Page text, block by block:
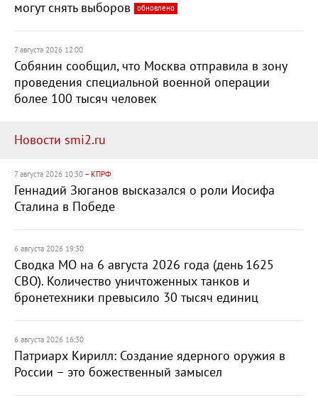
могут снять выборов
обновлено
7 августа 2026 12:00
Собянин сообщил, что Москва отправила в зону
проведения специальной военной операции
более 100 тысяч человек
Новости smi2.ru
7 августа 2026 10:30 – КПРФ
Геннадий Зюганов высказался о роли Иосифа
Сталина в Победе
6 августа 2026 19:30
Сводка МО на 6 августа 2026 года (день 1625
СВО). Количество уничтоженных танков и
бронетехники превысило 30 тысяч единиц
6 августа 2026 16:30
Патриарх Кирилл: Создание ядерного оружия в
России – это божественный замысел